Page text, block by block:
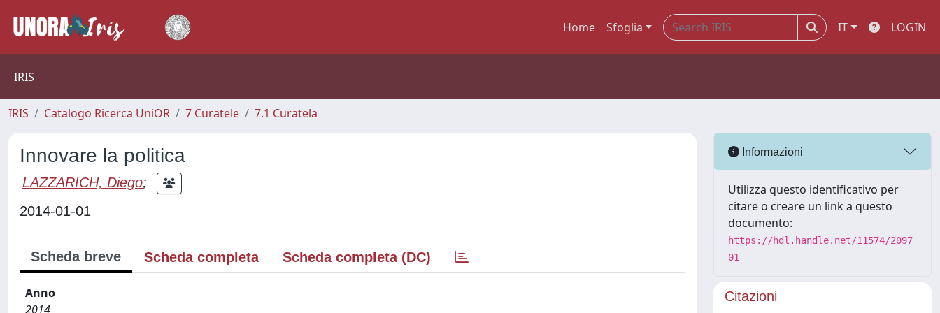
Home Sfoglia IT LOGIN
IRIS
IRIS Catalogo Ricerca UniOR 7 Curatele 7.1 Curatela
Innovare la politica
LAZZARICH, Diego;
2014-01-01
Scheda breve Scheda completa Scheda completa (DC)
Anno
2014
Informazioni
Utilizza questo identificativo per
citare o creare un link a questo
documento:
https://hdl.handle.net/11574/2097
01
Citazioni